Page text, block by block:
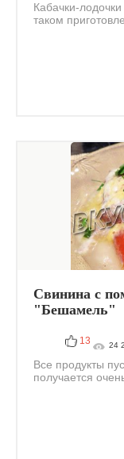
Кабачки-
таком
Свинина с
"Бешамель"
13 24
Все продукты
получается